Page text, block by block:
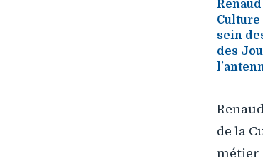
Culture
sein
des
de la
métier